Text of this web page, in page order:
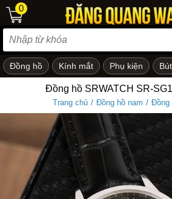
em
0
Đồng hồ Kính mắt Phụ kiện
Đồng hồ SRWATCH SR-
Trang chủ / Đồng hồ nam / Đồng